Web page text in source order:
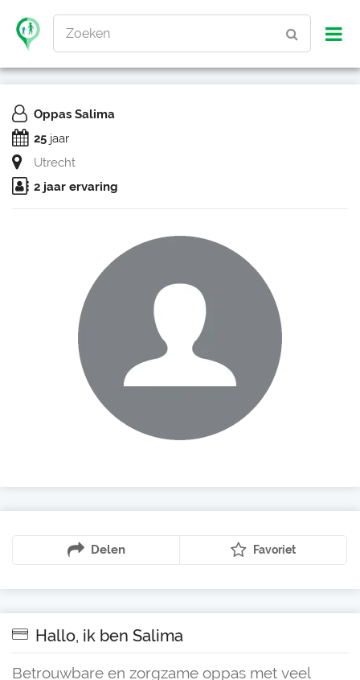
Zoeken
Oppas Salima
25 jaar
Utrecht
2 jaar ervaring
Delen Favoriet
Hallo, ik ben Salima
Betrouwbare en zorgzame oppas met veel